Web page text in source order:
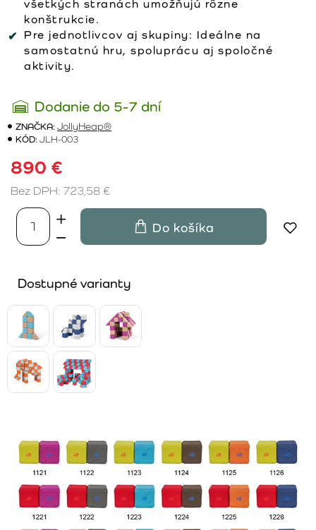
všetkých stranách umožňujú rôzne
konštrukcie.
Pre jednotlivcov aj skupiny: Ideálne na
samostatnú hru, spoluprácu aj spoločné
aktivity.
Dodanie do 5-7 dní
ZNAČKA:JollyHeap®
KÓD:JLH-003
890 €
Bez DPH: 723,58 €
Do košíka
Dostupné varianty